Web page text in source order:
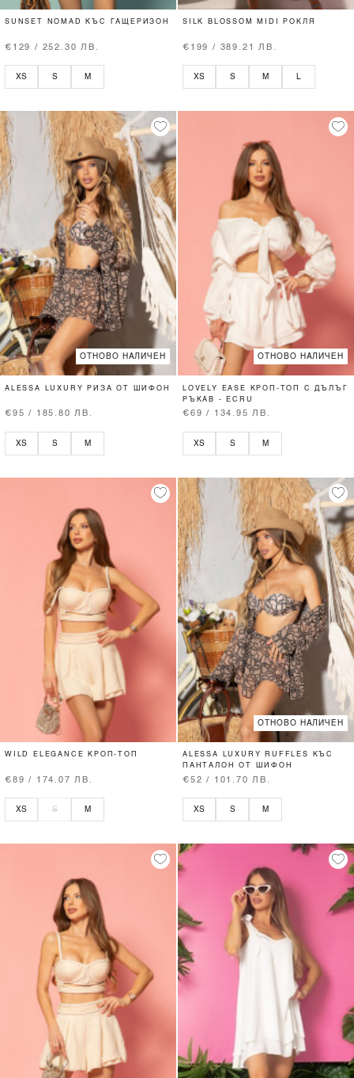
SUNSET NOMAD КЪС ГАЩЕРИЗОН
€129 / 252.30 ЛВ.
XS S M
SILK BLOSSOM MIDI РОКЛЯ
€199 / 389.21 ЛВ.
XS S M
ОТНОВО НАЛИЧЕН
ALESSA LUXURY РИЗА ОТ ШИФОН
€95 / 185.80 ЛВ.
XS S M
ОТНОВО НАЛИЧЕН
LOVELY EASE КРОП-ТОП С ДЪЛЪГ
РЪКАВ - ECRU
€69 / 134.95 ЛВ.
XS S M
WILD ELEGANCE КРОП-ТОП
€89 / 174.07 ЛВ.
XS S M
ОТНОВО НАЛИЧЕН
ALESSA LUXURY RUFFLES КЪС
ПАНТАЛОН ОТ ШИФОН
€52 / 101.70 ЛВ.
XS S M